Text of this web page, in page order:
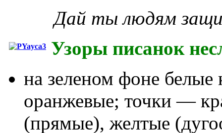
Дай ты людям
Узоры писанок
на зеленом фоне
оранжевые; точки —
(прямые), желтые